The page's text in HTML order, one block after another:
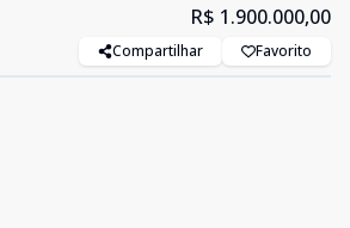
R$ 1.900.000,00
Compartilhar Favorito